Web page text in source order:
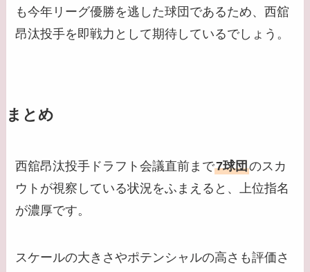
も今年リーグ優勝を逃した球団であるため、西舘
昂汰投手を即戦力として期待しているでしょう。
まとめ
西舘昂汰投手ドラフト会議直前まで7球団のスカ
ウトが視察している状況をふまえると、上位指名
が濃厚です。
スケールの大きさやポテンシャルの高さも評価さ